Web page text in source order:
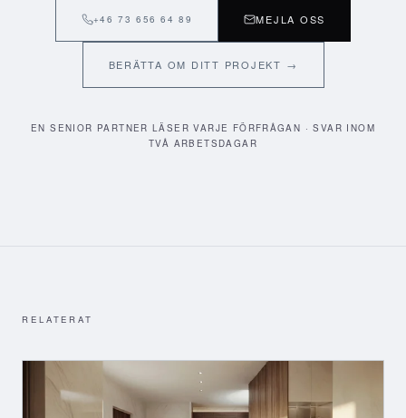
+46 73 656 64 89 MEJLA OSS
BERÄTTA OM DITT PROJEKT →
EN SENIOR PARTNER LÄSER VARJE FÖRFRÅGAN · SVAR INOM
TVÅ ARBETSDAGAR
RELATERAT